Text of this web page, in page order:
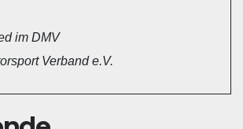
im DMV
Verband e.V.